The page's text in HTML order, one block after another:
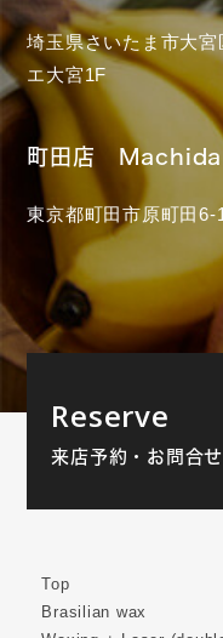
埼玉県さいたま市大
エ大宮1F
町田店
東京都町田市原町田
Reserve
来店予約・お問合せ
Top
Brasilian wax